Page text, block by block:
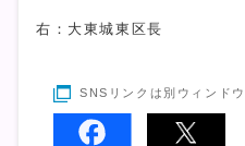
右：大東城東区長
SNSリンクは別ウィンド